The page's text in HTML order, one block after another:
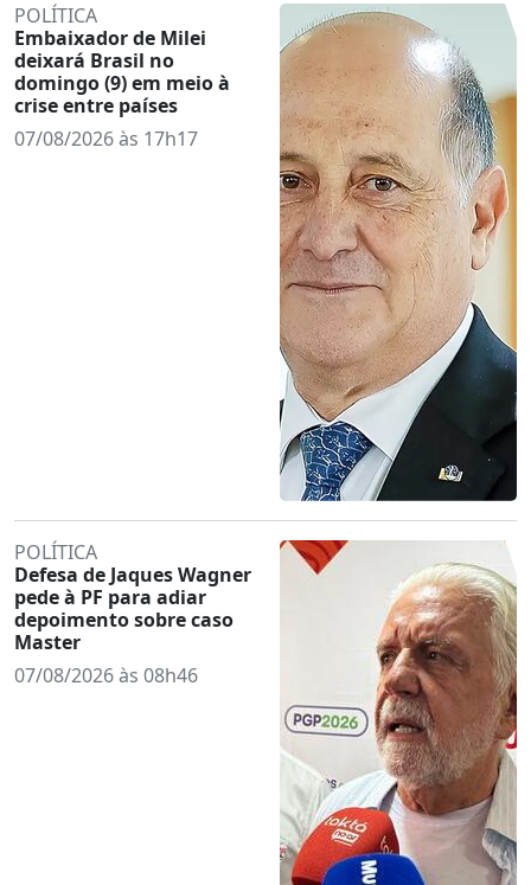
POLÍTICA
Embaixador de Milei
deixará Brasil no
domingo (9) em meio à
crise entre países
07/08/2026 às 17h17
POLÍTICA
Defesa de Jaques Wagner
pede à PF para adiar
depoimento sobre caso
Master
07/08/2026 às 08h46